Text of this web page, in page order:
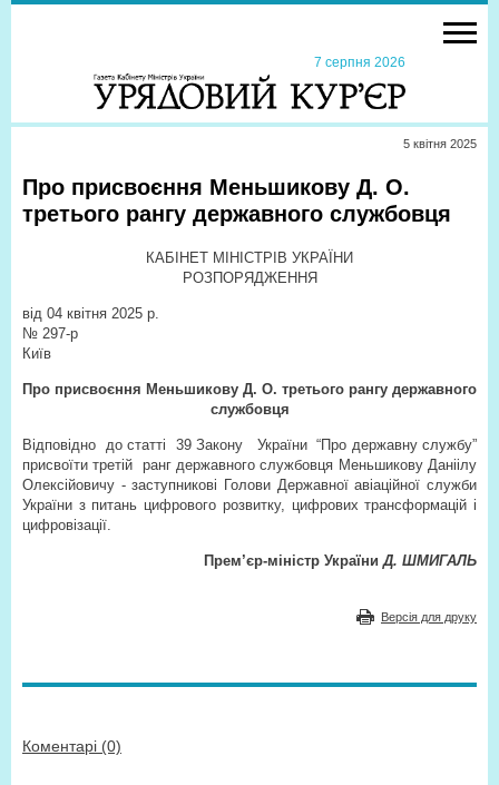
7 серпня 2026
5 квiтня 2025
Про присвоєння Меньшикову Д. О.
третього рангу державного службовця
КАБІНЕТ МІНІСТРІВ УКРАЇНИ
РОЗПОРЯДЖЕННЯ
від 04 квітня 2025 р.
№ 297-р
Київ
Про присвоєння Меньшикову Д. О. третього рангу державного
службовця
Відповідно до статті 39 Закону України “Про державну службу”
присвоїти третій ранг державного службовця Меньшикову Даніілу
Олексійовичу - заступникові Голови Державної авіаційної служби
України з питань цифрового розвитку, цифрових трансформацій і
цифровізації.
Прем’єр-міністр України Д. ШМИГАЛЬ
Версія для друку
Коментарі (0)